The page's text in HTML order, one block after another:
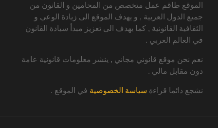
الموقع طاقم عمل متخصص من المحامين و القانون من
جميع الدول العربية , و يهدف الموقع الى زيادة الوعي و
الثقافية القانونية , كما يهدف الى تعزيز مبدأ سيادة القانون
في العالم العربي .
نعم نحن موقع قانوني مجاني , ينشر معلومات قانونية عامة
دون مقابل مالي .
نشجع دائما قراءة سياسة الخصوصية في الموقع .